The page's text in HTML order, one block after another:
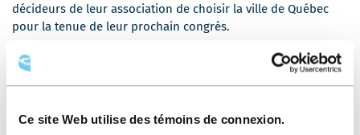
Ce site Web utilise des témoins de connexion.
décideurs de leur association de choisir la ville de Québec
pour la tenue de leur prochain congrès.
Le Cercle accompagne ses ambassadeurs tout au long de la
réalisation de leur congrès américain ou international, de la
préparation d’un cahier de candidature jusqu’au jour J de